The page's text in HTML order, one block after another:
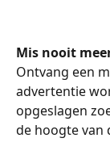
Mis nooit
Ontvang een
advertentie
opgeslagen
de hoogte van